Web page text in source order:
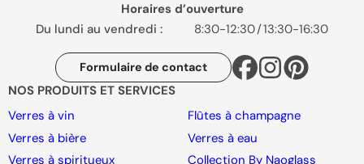
Horaires d’ouverture
Du lundi au vendredi :
8:30-12:30/13:30-16:30
Formulaire de contact
NOS PRODUITS ET SERVICES
Verres à vin
Flûtes à champagne
Verres à bière
Verres à eau
Verres à spiritueux
Collection By Naoglass